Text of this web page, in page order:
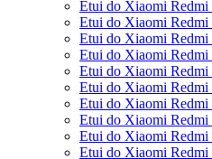
Etui do Xiaomi Redmi
Etui do Xiaomi Redmi
Etui do Xiaomi Redmi
Etui do Xiaomi Redmi
Etui do Xiaomi Redmi
Etui do Xiaomi Redmi
Etui do Xiaomi Redmi
Etui do Xiaomi Redmi
Etui do Xiaomi Redmi
Etui do Xiaomi Redmi